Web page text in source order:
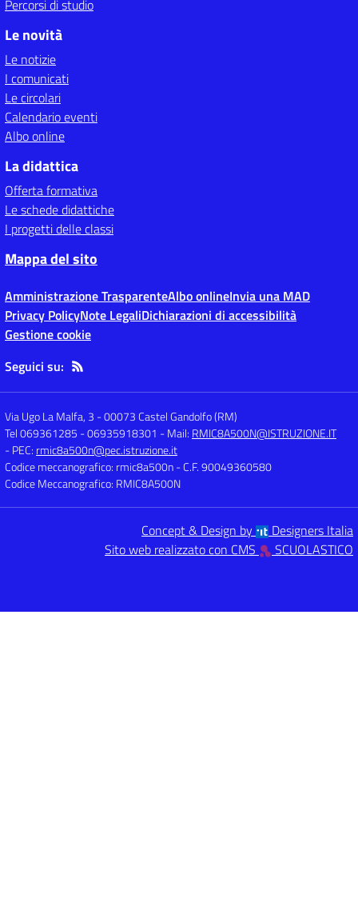
Percorsi di studio
Le novità
Le notizie
I comunicati
Le circolari
Calendario eventi
Albo online
La didattica
Offerta formativa
Le schede didattiche
I progetti delle classi
Mappa del sito
Amministrazione TrasparenteAlbo onlineInvia una MAD
Privacy PolicyNote LegaliDichiarazioni di accessibilità
Gestione cookie
Seguici su:
Via Ugo La Malfa, 3 -00073 Castel Gandolfo (RM)
Tel 069361285 - 06935918301 - Mail: RMIC8A500N@ISTRUZIONE.IT
- PEC: rmic8a500n@pec.istruzione.it
Codice meccanografico: rmic8a500n- C.F. 90049360580
Codice Meccanografico: RMIC8A500N
Concept & Design by
Designers Italia
Sito web realizzato con CMS
SCUOLASTICO